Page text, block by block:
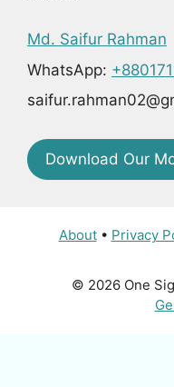
Md. Saifur Rahman
WhatsApp:
Download Our
About• Privacy
© 2026 One